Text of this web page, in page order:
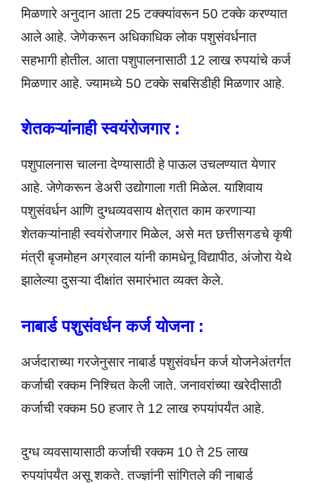
मिळणारे अनुदान आता 25 टक्क्यांवरून 50 टक्के करण्यात
आले आहे. जेणेकरून अधिकाधिक लोक पशुसंवर्धनात
सहभागी होतील. आता पशुपालनासाठी 12 लाख रुपयांचे कर्ज
मिळणार आहे. ज्यामध्ये 50 टक्के सबसिडीही मिळणार आहे.
शेतकऱ्यांनाही स्वयंरोजगार :
पशुपालनास चालना देण्यासाठी हे पाऊल उचलण्यात येणार
आहे. जेणेकरून डेअरी उद्योगाला गती मिळेल. याशिवाय
पशुसंवर्धन आणि दुग्धव्यवसाय क्षेत्रात काम करणाऱ्या
शेतकऱ्यांनाही स्वयंरोजगार मिळेल, असे मत छत्तीसगडचे कृषी
मंत्री बृजमोहन अग्रवाल यांनी कामधेनू विद्यापीठ, अंजोरा येथे
झालेल्या दुसऱ्या दीक्षांत समारंभात व्यक्त केले.
नाबार्ड पशुसंवर्धन कर्ज योजना :
अर्जदाराच्या गरजेनुसार नाबार्ड पशुसंवर्धन कर्ज योजनेअंतर्गत
कर्जाची रक्कम निश्चित केली जाते. जनावरांच्या खरेदीसाठी
कर्जाची रक्कम 50 हजार ते 12 लाख रुपयांपर्यंत आहे.
दुग्ध व्यवसायासाठी कर्जाची रक्कम 10 ते 25 लाख
रुपयांपर्यंत असू शकते. तज्ज्ञांनी सांगितले की नाबार्ड